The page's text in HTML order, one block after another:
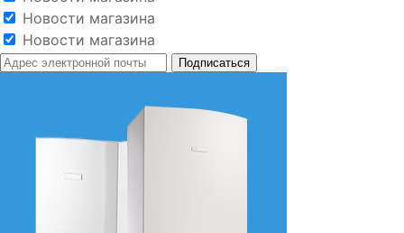
Новости магазина
Новости магазина